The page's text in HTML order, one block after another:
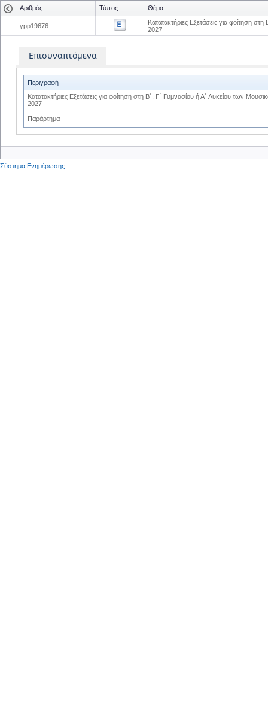
Αριθμός Τύπος Θέμα
ypp19676
Κατατακτήριες Εξετάσεις για φοίτηση
2027
Επισυναπτόμενα
Περιγραφή
Κατατακτήριες Εξετάσεις για φοίτηση στη Β΄, Γ΄ Γυμνασίου ή Α΄ Λυκείου των
2027
Παράρτημα
Σύστημα Ενημέρωσης